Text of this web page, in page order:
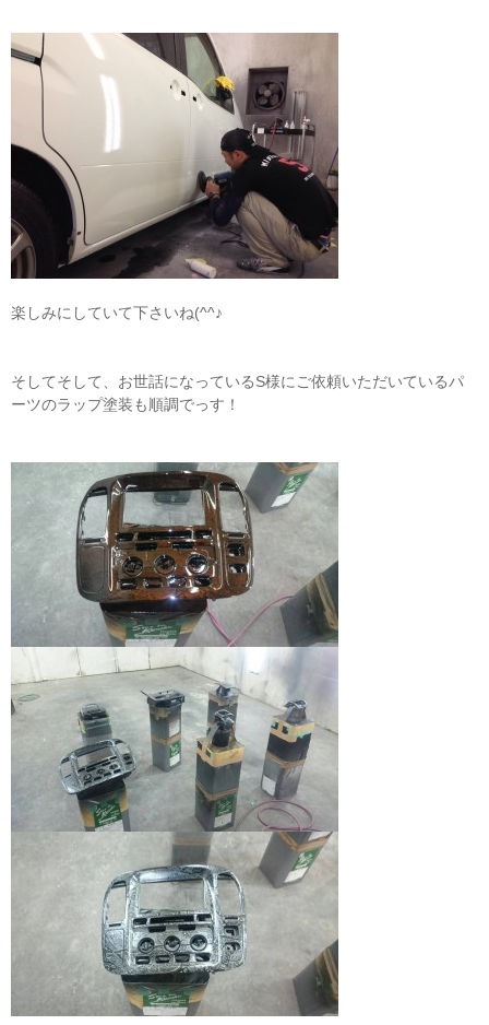
楽しみにしていて下さいね(^^♪
そしてそして、お世話になっているS様にご依頼いただいているパ
ーツのラップ塗装も順調でっす！